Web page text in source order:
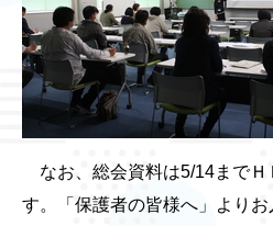
なお、総会資料は5/14までＨ
す。「保護者の皆様へ」より